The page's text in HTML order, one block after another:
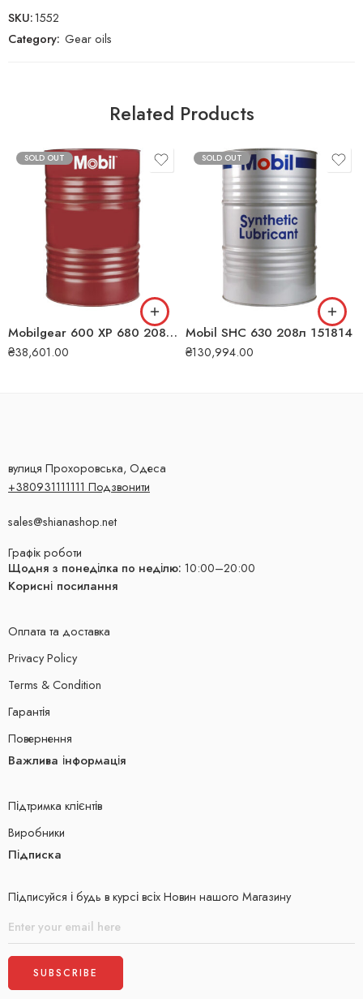
SKU:1552
Category: Gear oils
Related Products
SOLD OUT
Mobilgear 600 XP 680 208л 149657
₴38,601.00
SOLD OUT
Mobil SHC 630 208л 151814
₴130,994.00
вулиця Прохоровська, Одеса
+380931111111 Подзвонити
sales@shianashop.net
Графік роботи
Щодня з понеділка по неділю: 10:00–20:00
Корисні посилання
Оплата та доставка
Privacy Policy
Terms & Condition
Гарантія
Повернення
Важлива інформація
Підтримка клієнтів
Виробники
Підписка
Підписуйся і будь в курсі всіх Новин нашого Магазину